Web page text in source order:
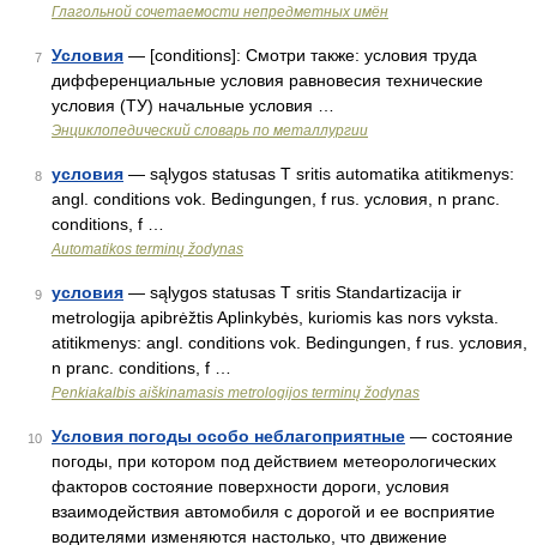
Глагольной сочетаемости непредметных имён
7 Условия — [conditions]: Смотри также: условия труда
дифференциальные условия равновесия технические
условия (ТУ) начальные условия …
Энциклопедический словарь по металлургии
8 условия — sąlygos statusas T sritis automatika atitikmenys:
angl. conditions vok. Bedingungen, f rus. условия, n pranc.
conditions, f …
Automatikos terminų žodynas
9 условия — sąlygos statusas T sritis Standartizacija ir
metrologija apibrėžtis Aplinkybės, kuriomis kas nors vyksta.
atitikmenys: angl. conditions vok. Bedingungen, f rus. условия,
n pranc. conditions, f …
Penkiakalbis aiškinamasis metrologijos terminų žodynas
10 Условия погоды особо неблагоприятные — состояние
погоды, при котором под действием метеорологических
факторов состояние поверхности дороги, условия
взаимодействия автомобиля с дорогой и ее восприятие
водителями изменяются настолько, что движение